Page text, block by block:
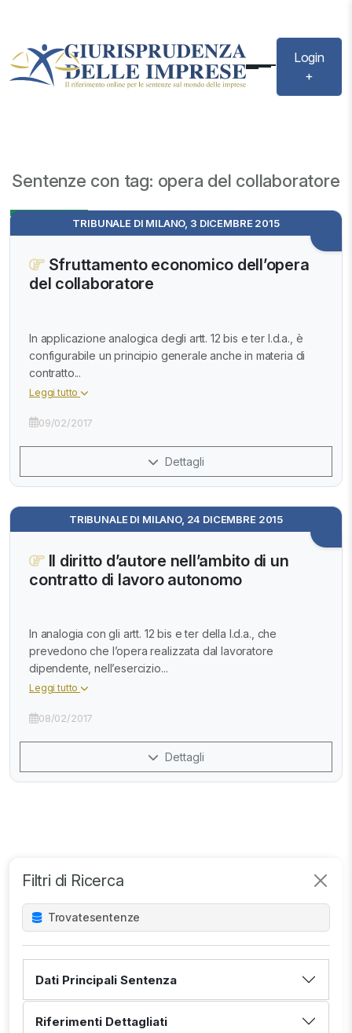
Login
+
Sentenze con tag: opera del collaboratore
Filtri di Ricerca
Trovatesentenze
Dati Principali Sentenza
Riferimenti Dettagliati
TRIBUNALE DI MILANO, 3 DICEMBRE 2015
Sfruttamento economico dell’opera
del collaboratore
In applicazione analogica degli artt. 12 bis e ter l.d.a., è
configurabile un principio generale anche in materia di
contratto...
Leggi tutto
09/02/2017
Dettagli
TRIBUNALE DI MILANO, 24 DICEMBRE 2015
Il diritto d’autore nell’ambito di un
contratto di lavoro autonomo
In analogia con gli artt. 12 bis e ter della l.d.a., che
prevedono che l’opera realizzata dal lavoratore
dipendente, nell’esercizio...
Leggi tutto
08/02/2017
Dettagli